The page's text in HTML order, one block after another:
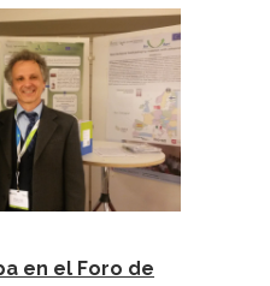
en el Foro de